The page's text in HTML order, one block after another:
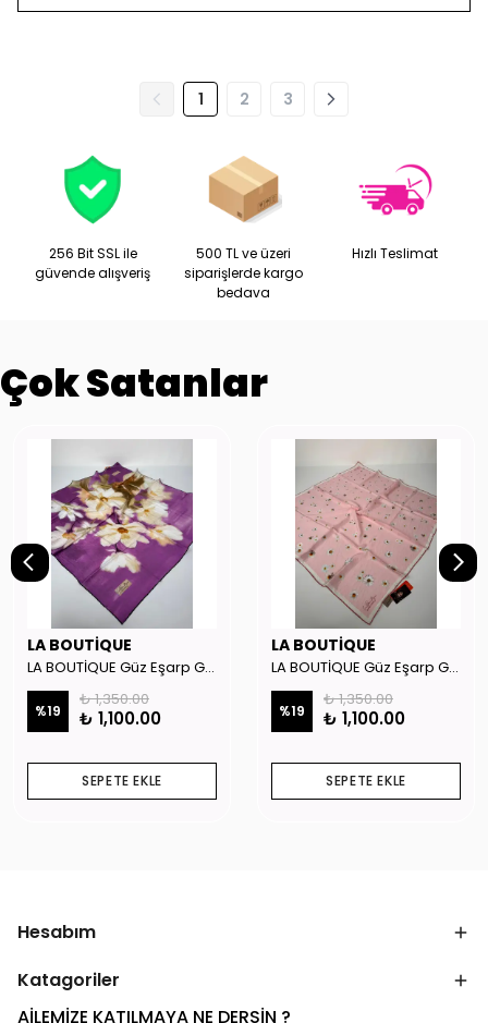
1 2 3
256 Bit SSL ile
güvende alışveriş
500 TL ve üzeri
siparişlerde kargo
bedava
Hızlı Teslimat
Çok Satanlar
LA BOUTİQUE
LA BOUTİQUE Güz Eşarp GYSE262908
%19
₺ 1,350.00
₺ 1,100.00
SEPETE EKLE
LA BOUTİQUE
LA BOUTİQUE Güz Eşarp GYSE130804
%19
₺ 1,350.00
₺ 1,100.00
SEPETE EKLE
Hesabım
Katagoriler
AİLEMİZE KATILMAYA NE DERSİN ?